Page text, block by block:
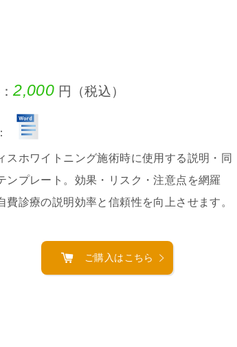
2,000 円（税込）
スホワイトニング施術時に使用する説明・同
ンプレート。効果・リスク・注意点を網羅
費診療の説明効率と信頼性を向上させます。
ご購入はこちら